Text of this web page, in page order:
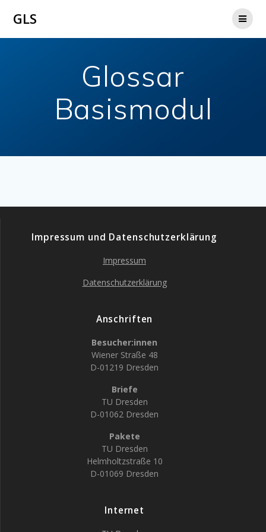
GLS
Glossar
Basismodul
Impressum und Datenschutzerklärung
Impressum
Datenschutzerklärung
Anschriften
Besucher:innen
Wiener Straße 48
D-01219 Dresden
Briefe
TU Dresden
D-01062 Dresden
Pakete
TU Dresden
Helmholtzstraße 10
D-01069 Dresden
Internet